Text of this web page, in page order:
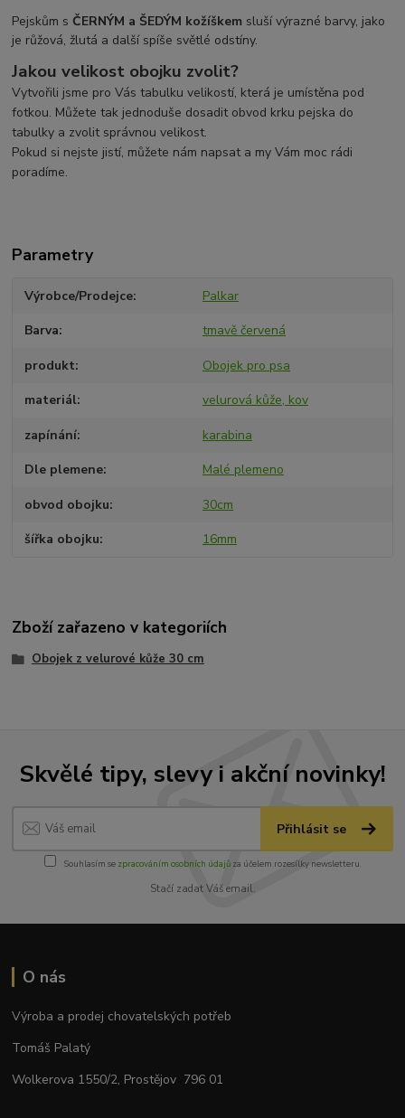
Pejskům s ČERNÝM a ŠEDÝM kožíškem sluší výrazné barvy, jako
je růžová, žlutá a další spíše světlé odstíny.
Jakou velikost obojku zvolit?
Vytvořili jsme pro Vás tabulku velikostí, která je umístěna pod
fotkou. Můžete tak jednoduše dosadit obvod krku pejska do
tabulky a zvolit správnou velikost.
Pokud si nejste jistí, můžete nám napsat a my Vám moc rádi
poradíme.
Parametry
Výrobce/Prodejce Palkar
Barva tmavě červená
produkt Obojek pro psa
materiál velurová kůže, kov
zapínání karabina
Dle plemene Malé plemeno
obvod obojku 30cm
šířka obojku 16mm
Zboží zařazeno v kategoriích
Obojek z velurové kůže 30 cm
Skvělé tipy, slevy i akční novinky!
Přihlásit se
Souhlasím se zpracováním osobních údajůza účelem rozesílky newsletteru.
Stačí zadat Váš email.
O nás
Výroba a prodej chovatelských potřeb
Tomáš Palatý
Wolkerova 1550/2, Prostějov 796 01